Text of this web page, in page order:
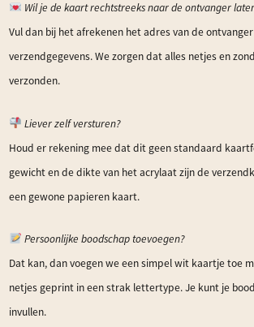
Wil je de kaart rechtstreeks naar de ontvanger
Vul dan bij het afrekenen het adres van de
verzendgegevens. We zorgen dat alles netjes en
verzonden.
Liever zelf versturen?
Houd er rekening mee dat dit geen standaard
gewicht en de dikte van het acrylaat zijn de
een gewone papieren kaart.
Persoonlijke boodschap toevoegen?
Dat kan, dan voegen we een simpel wit kaartje toe
netjes geprint in een strak lettertype. Je kunt je
invullen.